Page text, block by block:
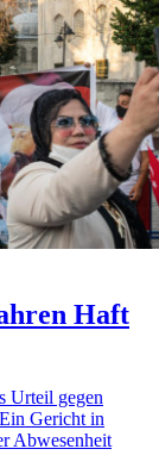
Haft
Urteil gegen
Gericht in
Abwesenheit